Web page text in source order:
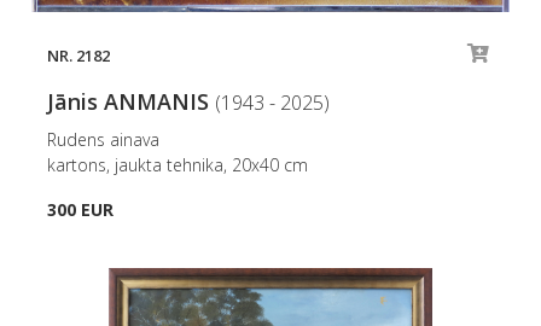
NR. 2182
Jānis ANMANIS (1943 - 2025)
Rudens ainava
kartons, jaukta tehnika, 20x40 cm
300 EUR